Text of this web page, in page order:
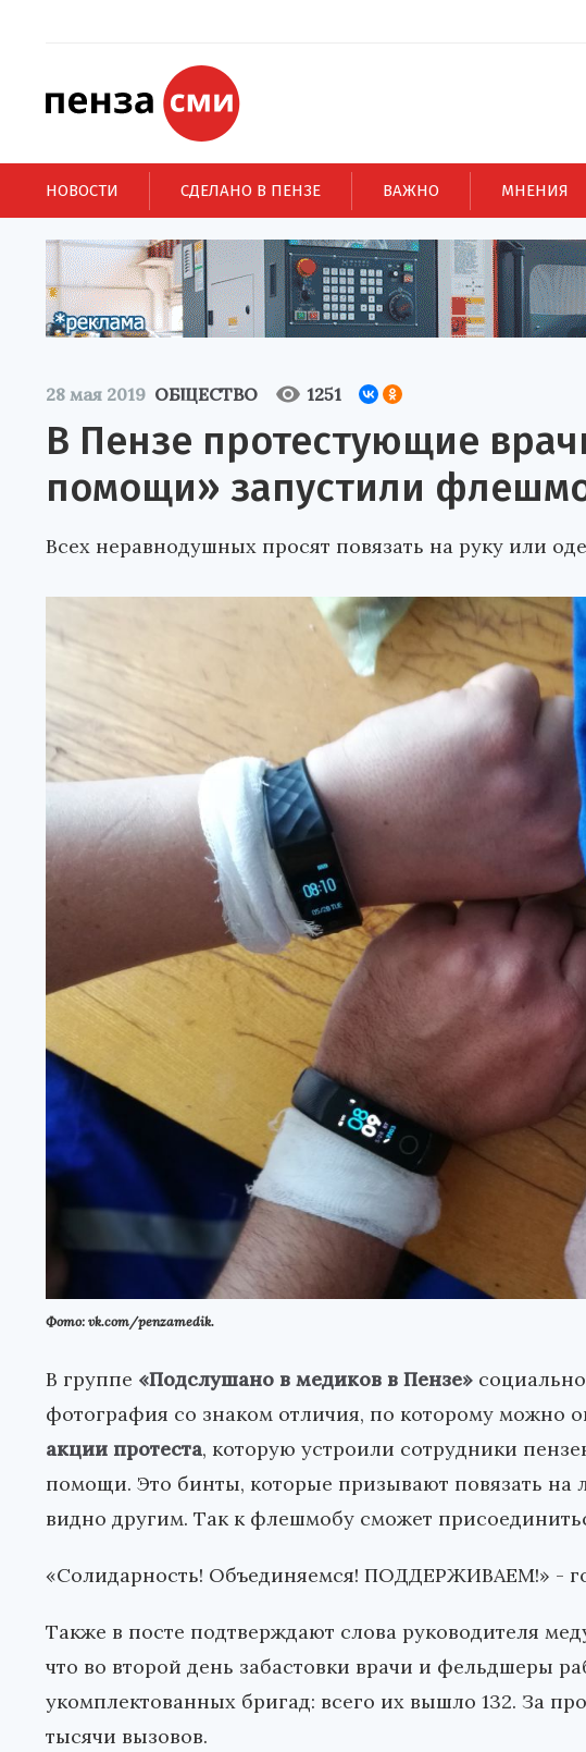
НОВОСТИ СДЕЛАНО В ПЕНЗЕ ВАЖНО МНЕНИЯ
28 мая 2019 ОБЩЕСТВО 1251
В Пензе протестующие
помощи» запустили
Всех неравнодушных просят повязать на руку или
Фото: vk.com/penzamedik.
В группе «Подслушано в медиков в Пензе»
фотография со знаком отличия, по которому можно
акции протеста, которую устроили сотрудники
помощи. Это бинты, которые призывают повязать
видно другим. Так к флешмобу сможет
«Солидарность! Объединяемся! ПОДДЕРЖИВАЕМ!» -
Также в посте подтверждают слова руководителя
что во второй день забастовки врачи и фельдшеры
укомплектованных бригад: всего их вышло 132. За
тысячи вызовов.